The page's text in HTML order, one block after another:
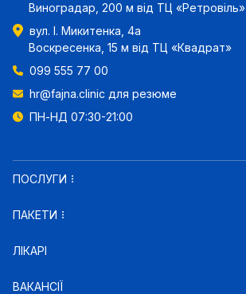
Виноградар, 200 м від ТЦ «Ретровіль»
вул. І. Микитенка, 4а
Воскресенка, 15 м від ТЦ «Квадрат»
099 555 77 00
hr@fajna.clinic для резюме
ПН-НД 07:30-21:00
ПОСЛУГИ
ПАКЕТИ
ЛІКАРІ
ВАКАНСІЇ